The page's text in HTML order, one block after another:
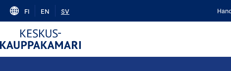
Skip
content
FI EN SV